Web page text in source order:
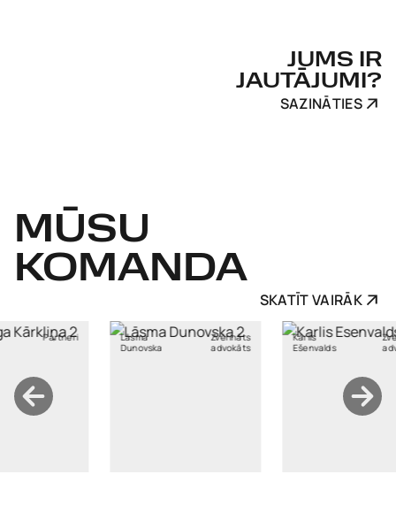
JUMS IR
JAUTĀJUMI?
SAZINĀTIES
MŪSU
KOMANDA
SKATĪT VAIRĀK
Zvērināts
Kārlis
Ešenvalds
Zvērināta
advokāta
Kristīne
Pulkstene